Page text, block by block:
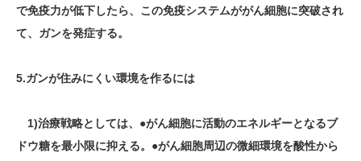
で免疫力が低下したら、この免疫システムががん細胞に突破され
て、ガンを発症する。
5.ガンが住みにくい環境を作るには
1)治療戦略としては、●がん細胞に活動のエネルギーとなるブ
ドウ糖を最小限に抑える。●がん細胞周辺の微細環境を酸性から